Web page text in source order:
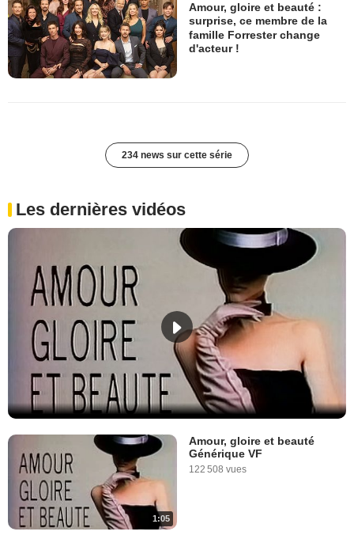
Amour, gloire et beauté :
surprise, ce membre de la
famille Forrester change
d'acteur !
234 news sur cette série
Les dernières vidéos
1:05
Amour, gloire et beauté
Générique VF
122 508 vues